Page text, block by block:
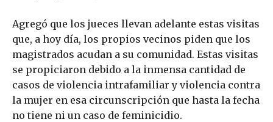
Agregó que los jueces llevan adelante estas visitas
que, a hoy día, los propios vecinos piden que los
magistrados acudan a su comunidad. Estas visitas
se propiciaron debido a la inmensa cantidad de
casos de violencia intrafamiliar y violencia contra
la mujer en esa circunscripción que hasta la fecha
no tiene ni un caso de feminicidio.